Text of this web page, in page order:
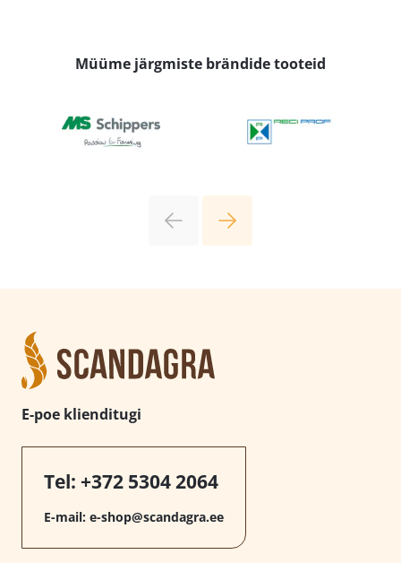
Müüme järgmiste brändide tooteid
E-poe klienditugi
Tel: +372 5304 2064
E-mail: e-shop@scandagra.ee